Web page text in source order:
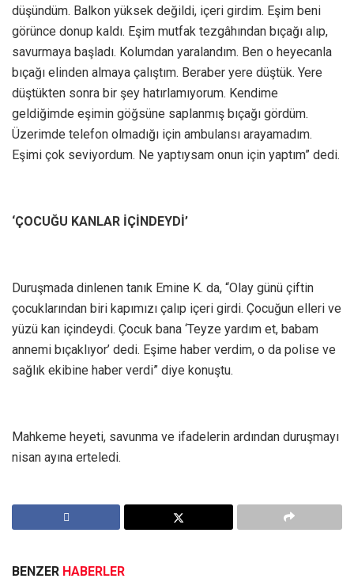
düşündüm. Balkon yüksek değildi, içeri girdim. Eşim beni
görünce donup kaldı. Eşim mutfak tezgâhından bıçağı alıp,
savurmaya başladı. Kolumdan yaralandım. Ben o heyecanla
bıçağı elinden almaya çalıştım. Beraber yere düştük. Yere
düştükten sonra bir şey hatırlamıyorum. Kendime
geldiğimde eşimin göğsüne saplanmış bıçağı gördüm.
Üzerimde telefon olmadığı için ambulansı arayamadım.
Eşimi çok seviyordum. Ne yaptıysam onun için yaptım” dedi.
‘ÇOCUĞU KANLAR İÇİNDEYDİ’
Duruşmada dinlenen tanık Emine K. da, “Olay günü çiftin
çocuklarından biri kapımızı çalıp içeri girdi. Çocuğun elleri ve
yüzü kan içindeydi. Çocuk bana ‘Teyze yardım et, babam
annemi bıçaklıyor’ dedi. Eşime haber verdim, o da polise ve
sağlık ekibine haber verdi” diye konuştu.
Mahkeme heyeti, savunma ve ifadelerin ardından duruşmayı
nisan ayına erteledi.
BENZER HABERLER